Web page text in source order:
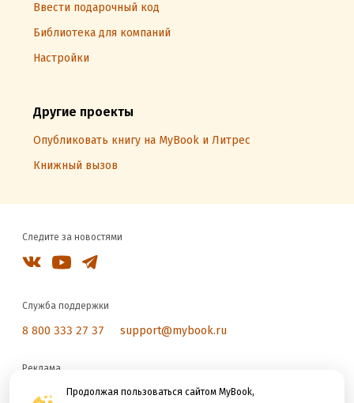
Продолжая пользоваться сайтом MyBook,
Ввести подарочный код
Библиотека для компаний
Настройки
Другие проекты
Опубликовать книгу на MyBook и Литрес
Книжный вызов
Следите за новостями
Служба поддержки
8 800 333 27 37 support@mybook.ru
Реклама
reklama@litres.ru